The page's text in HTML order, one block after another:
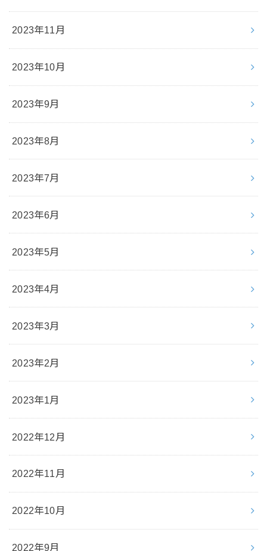
2023年11月
2023年10月
2023年9月
2023年8月
2023年7月
2023年6月
2023年5月
2023年4月
2023年3月
2023年2月
2023年1月
2022年12月
2022年11月
2022年10月
2022年9月